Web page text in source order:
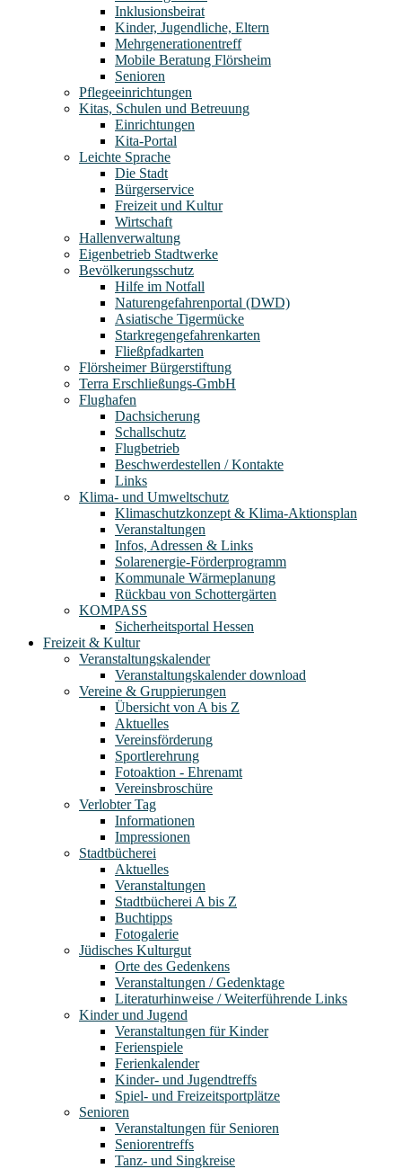
Inklusionsbeirat
Kinder, Jugendliche, Eltern
Mehrgenerationentreff
Mobile Beratung Flörsheim
Senioren
Pflegeeinrichtungen
Kitas, Schulen und Betreuung
Einrichtungen
Kita-Portal
Leichte Sprache
Die Stadt
Bürgerservice
Freizeit und Kultur
Wirtschaft
Hallenverwaltung
Eigenbetrieb Stadtwerke
Bevölkerungsschutz
Hilfe im Notfall
Naturengefahrenportal (DWD)
Asiatische Tigermücke
Starkregengefahrenkarten
Fließpfadkarten
Flörsheimer Bürgerstiftung
Terra Erschließungs-GmbH
Flughafen
Dachsicherung
Schallschutz
Flugbetrieb
Beschwerdestellen / Kontakte
Links
Klima- und Umweltschutz
Klimaschutzkonzept & Klima-Aktionsplan
Veranstaltungen
Infos, Adressen & Links
Solarenergie-Förderprogramm
Kommunale Wärmeplanung
Rückbau von Schottergärten
KOMPASS
Sicherheitsportal Hessen
Freizeit & Kultur
Veranstaltungskalender
Veranstaltungskalender download
Vereine & Gruppierungen
Übersicht von A bis Z
Aktuelles
Vereinsförderung
Sportlerehrung
Fotoaktion - Ehrenamt
Vereinsbroschüre
Verlobter Tag
Informationen
Impressionen
Stadtbücherei
Aktuelles
Veranstaltungen
Stadtbücherei A bis Z
Buchtipps
Fotogalerie
Jüdisches Kulturgut
Orte des Gedenkens
Veranstaltungen / Gedenktage
Literaturhinweise / Weiterführende Links
Kinder und Jugend
Veranstaltungen für Kinder
Ferienspiele
Ferienkalender
Kinder- und Jugendtreffs
Spiel- und Freizeitsportplätze
Senioren
Veranstaltungen für Senioren
Seniorentreffs
Tanz- und Singkreise